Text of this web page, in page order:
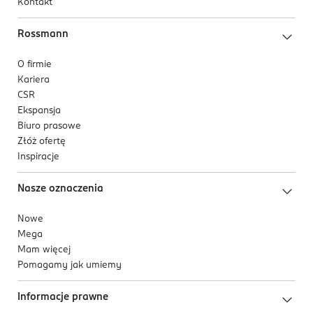
Kontakt
Rossmann
O firmie
Kariera
CSR
Ekspansja
Biuro prasowe
Złóż ofertę
Inspiracje
Nasze oznaczenia
Nowe
Mega
Mam więcej
Pomagamy jak umiemy
Informacje prawne